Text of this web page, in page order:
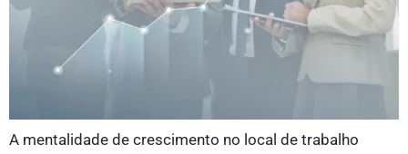
A mentalidade de crescimento no local de trabalho